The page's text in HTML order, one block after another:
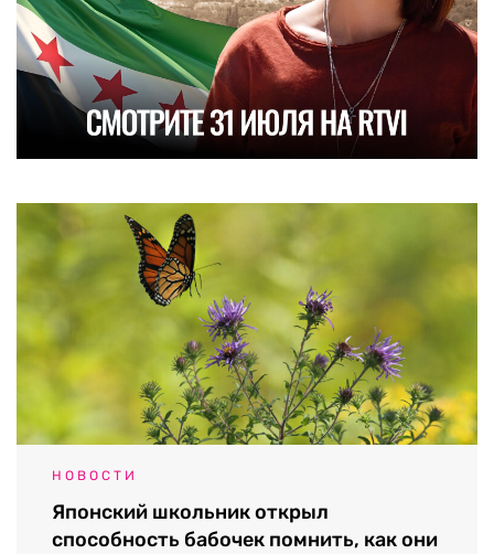
НОВОСТИ
Японский школьник открыл
способность бабочек помнить, как они